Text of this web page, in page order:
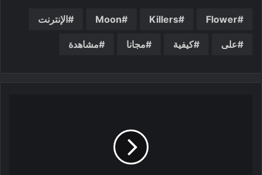
Flower
Killers
Moon الإنترنت
على كيفية مجانا مشاهدة